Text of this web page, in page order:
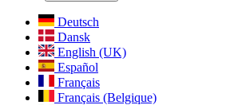
Deutsch
Dansk
English (UK)
Español
Français
Français (Belgique)